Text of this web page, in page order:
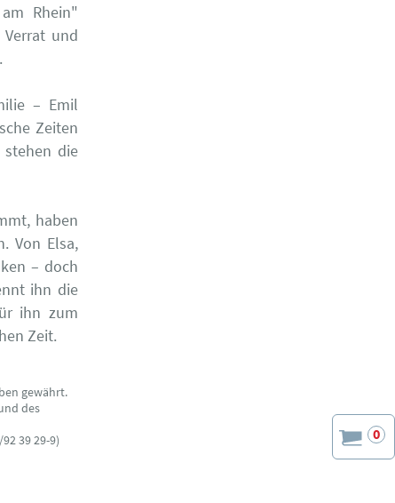
0
Rhein"
und
– Emil
Zeiten
stehen die
haben
Von Elsa,
– doch
ihn die
ihn zum
Zeit.
gewährt.
des
39 29-9)